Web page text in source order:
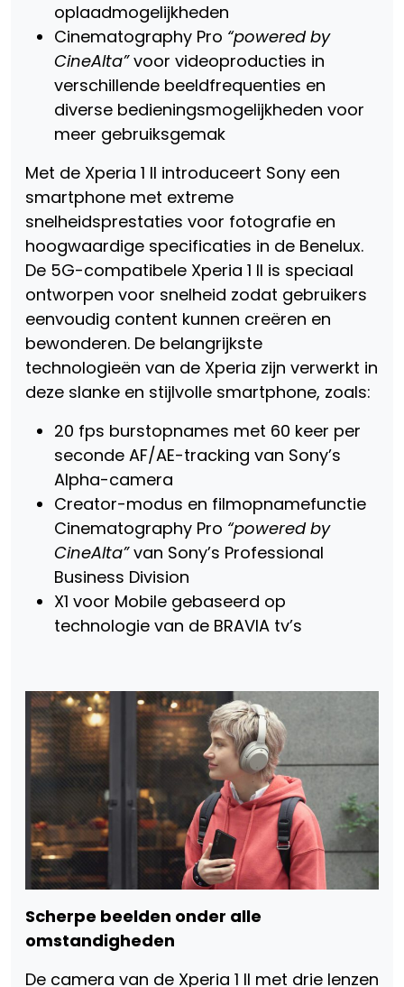
oplaadmogelijkheden
Cinematography Pro “powered by
CineAlta”voor videoproducties in
verschillende beeldfrequenties en
diverse bedieningsmogelijkheden voor
meer gebruiksgemak
Met de Xperia 1 II introduceert Sony een
smartphone met extreme
snelheidsprestaties voor fotografie en
hoogwaardige specificaties in de Benelux.
De 5G-compatibele Xperia 1 II is speciaal
ontworpen voor snelheid zodat gebruikers
eenvoudig content kunnen creëren en
bewonderen. De belangrijkste
technologieën van de Xperia zijn verwerkt in
deze slanke en stijlvolle smartphone, zoals:
20 fps burstopnames met 60 keer per
seconde AF/AE-tracking van Sony’s
Alpha-camera
Creator-modus en filmopnamefunctie
Cinematography Pro “powered by
CineAlta”van Sony’s Professional
Business Division
X1 voor Mobile gebaseerd op
technologie van de BRAVIA tv’s
Scherpe beelden onder alle
omstandigheden
De camera van de Xperia 1 II met drie lenzen